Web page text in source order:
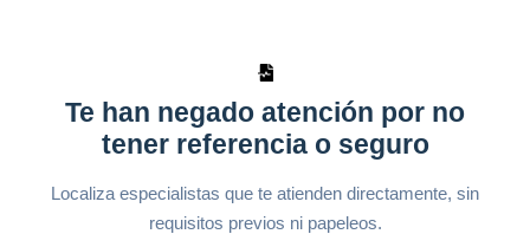
Te han negado atención por no
tener referencia o seguro
Localiza especialistas que te atienden directamente, sin
requisitos previos ni papeleos.